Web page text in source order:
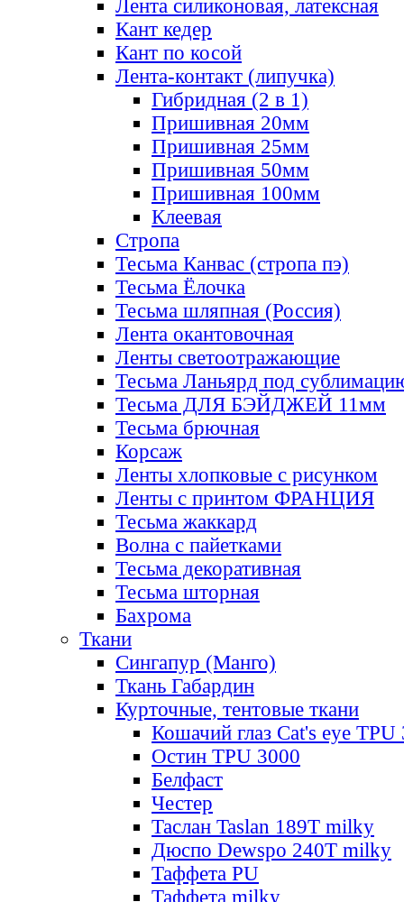
Лента силиконовая, латексная
Кант кедер
Кант по косой
Лента-контакт (липучка)
Гибридная (2 в 1)
Пришивная 20мм
Пришивная 25мм
Пришивная 50мм
Пришивная 100мм
Клеевая
Стропа
Тесьма Канвас (стропа пэ)
Тесьма Ёлочка
Тесьма шляпная (Россия)
Лента окантовочная
Ленты светоотражающие
Тесьма Ланьярд под
Тесьма ДЛЯ БЭЙДЖЕЙ 11мм
Тесьма брючная
Корсаж
Ленты хлопковые с рисунком
Ленты с принтом ФРАНЦИЯ
Тесьма жаккард
Волна с пайетками
Тесьма декоративная
Тесьма шторная
Бахрома
Ткани
Сингапур (Манго)
Ткань Габардин
Курточные, тентовые ткани
Кошачий глаз Cat's eye TPU
Остин TPU 3000
Белфаст
Честер
Таслан Taslan 189T milky
Дюспо Dewspo 240T milky
Таффета PU
Таффета milky